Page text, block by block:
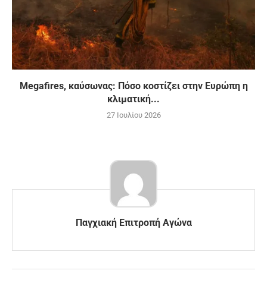
Megafires, καύσωνας: Πόσο κοστίζει στην Ευρώπη η
κλιματική...
27 Ιουλίου 2026
Παγχιακή Επιτροπή Αγώνα